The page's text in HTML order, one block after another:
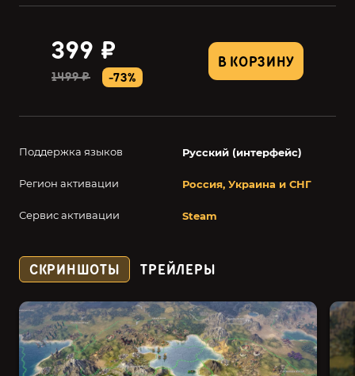
В КОРЗИНУ
399 ₽
1499 ₽ -73%
Поддержка языков Русский (интерфейс)
Регион активации Россия, Украина и СНГ
Сервис активации Steam
СКРИНШОТЫ ТРЕЙЛЕРЫ